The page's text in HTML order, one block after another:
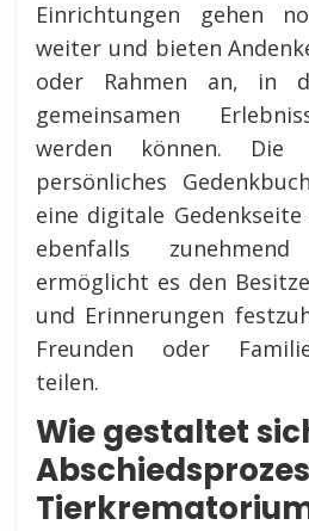
Einrichtungen gehen
weiter und bieten
oder Rahmen an, in
gemeinsamen
werden können. Die
persönliches
eine digitale
ebenfalls
ermöglicht es den
und Erinnerungen
Freunden oder
teilen.
Wie gestaltet